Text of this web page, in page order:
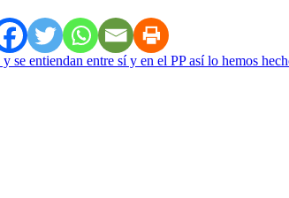
se entiendan entre sí y en el PP así lo hemos